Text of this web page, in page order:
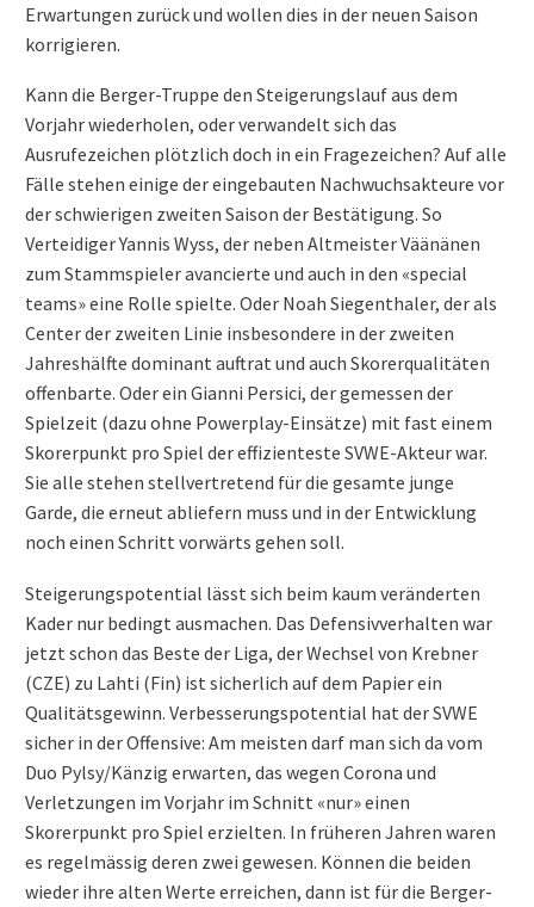
Erwartungen zurück und wollen dies in der neuen Saison
korrigieren.
Kann die Berger-Truppe den Steigerungslauf aus dem
Vorjahr wiederholen, oder verwandelt sich das
Ausrufezeichen plötzlich doch in ein Fragezeichen? Auf alle
Fälle stehen einige der eingebauten Nachwuchsakteure vor
der schwierigen zweiten Saison der Bestätigung. So
Verteidiger Yannis Wyss, der neben Altmeister Väänänen
zum Stammspieler avancierte und auch in den «special
teams» eine Rolle spielte. Oder Noah Siegenthaler, der als
Center der zweiten Linie insbesondere in der zweiten
Jahreshälfte dominant auftrat und auch Skorerqualitäten
offenbarte. Oder ein Gianni Persici, der gemessen der
Spielzeit (dazu ohne Powerplay-Einsätze) mit fast einem
Skorerpunkt pro Spiel der effizienteste SVWE-Akteur war.
Sie alle stehen stellvertretend für die gesamte junge
Garde, die erneut abliefern muss und in der Entwicklung
noch einen Schritt vorwärts gehen soll.
Steigerungspotential lässt sich beim kaum veränderten
Kader nur bedingt ausmachen. Das Defensivverhalten war
jetzt schon das Beste der Liga, der Wechsel von Krebner
(CZE) zu Lahti (Fin) ist sicherlich auf dem Papier ein
Qualitätsgewinn. Verbesserungspotential hat der SVWE
sicher in der Offensive: Am meisten darf man sich da vom
Duo Pylsy/Känzig erwarten, das wegen Corona und
Verletzungen im Vorjahr im Schnitt «nur» einen
Skorerpunkt pro Spiel erzielten. In früheren Jahren waren
es regelmässig deren zwei gewesen. Können die beiden
wieder ihre alten Werte erreichen, dann ist für die Berger-